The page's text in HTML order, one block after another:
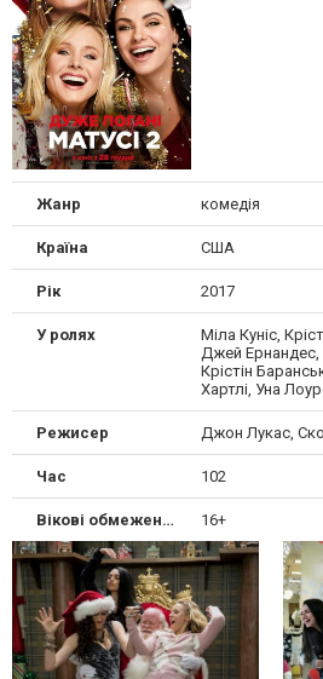
Жанр комедія
Країна США
Рік 2017
У ролях
Міла Куніс,
Джей Ернандес,
Крістін
Хартлі, Уна
Режисер Джон Лукас,
Час 102
Вікові обмеження 16+